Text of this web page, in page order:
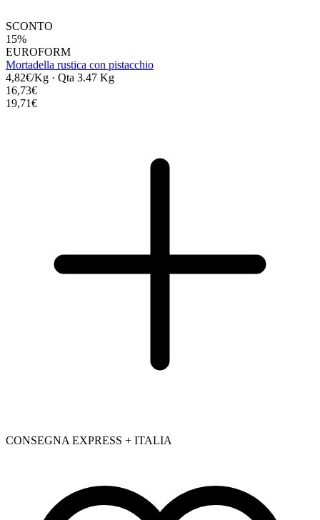
SCONTO
15%
EUROFORM
Mortadella rustica con pistacchio
4,82€/Kg · Qta 3.47 Kg
16,73€
19,71€
CONSEGNA EXPRESS + ITALIA